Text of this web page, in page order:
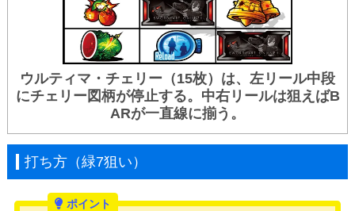
ウルティマ・チェリー（15枚）は、左リール中段
にチェリー図柄が停止する。中右リールは狙えばB
ARが一直線に揃う。
打ち方（緑7狙い）